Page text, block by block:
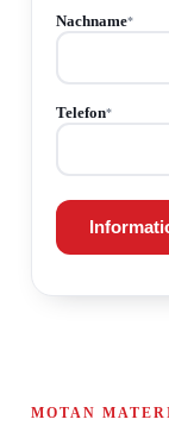
Nachname*
Telefon*
MOTAN